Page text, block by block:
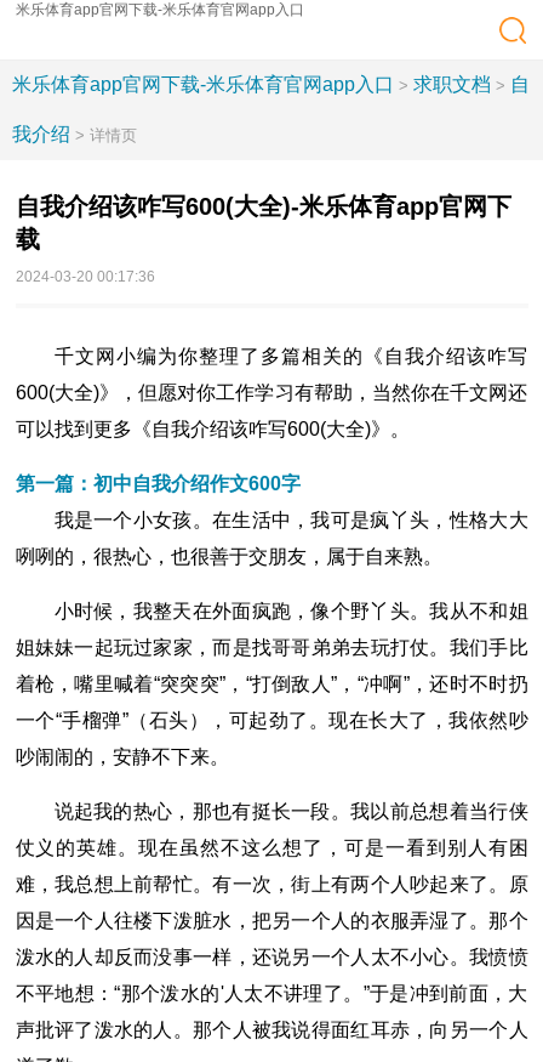
米乐体育app官网下载-米乐体育官网app入口
米乐体育app官网下载-米乐体育官网app入口 > 求职文档 > 自
我介绍 > 详情页
自我介绍该咋写600(大全)-米乐体育app官网下
载
2024-03-20 00:17:36
千文网小编为你整理了多篇相关的《自我介绍该咋写
600(大全)》，但愿对你工作学习有帮助，当然你在千文网还
可以找到更多《自我介绍该咋写600(大全)》。
第一篇：初中自我介绍作文600字
我是一个小女孩。在生活中，我可是疯丫头，性格大大
咧咧的，很热心，也很善于交朋友，属于自来熟。
小时候，我整天在外面疯跑，像个野丫头。我从不和姐
姐妹妹一起玩过家家，而是找哥哥弟弟去玩打仗。我们手比
着枪，嘴里喊着“突突突”，“打倒敌人”，“冲啊”，还时不时扔
一个“手榴弹”（石头），可起劲了。现在长大了，我依然吵
吵闹闹的，安静不下来。
说起我的热心，那也有挺长一段。我以前总想着当行侠
仗义的英雄。现在虽然不这么想了，可是一看到别人有困
难，我总想上前帮忙。有一次，街上有两个人吵起来了。原
因是一个人往楼下泼脏水，把另一个人的衣服弄湿了。那个
泼水的人却反而没事一样，还说另一个人太不小心。我愤愤
不平地想：“那个泼水的'人太不讲理了。”于是冲到前面，大
声批评了泼水的人。那个人被我说得面红耳赤，向另一个人